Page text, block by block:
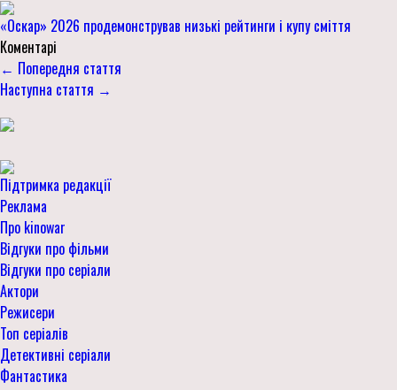
«Оскар» 2026 продемонстрував низькі рейтинги і купу сміття
Коментарі
← Попередня стаття
Наступна стаття →
Підтримка редакції
Реклама
Про kinowar
Відгуки про фільми
Відгуки про серіали
Актори
Режисери
Топ серіалів
Детективні серіали
Фантастика